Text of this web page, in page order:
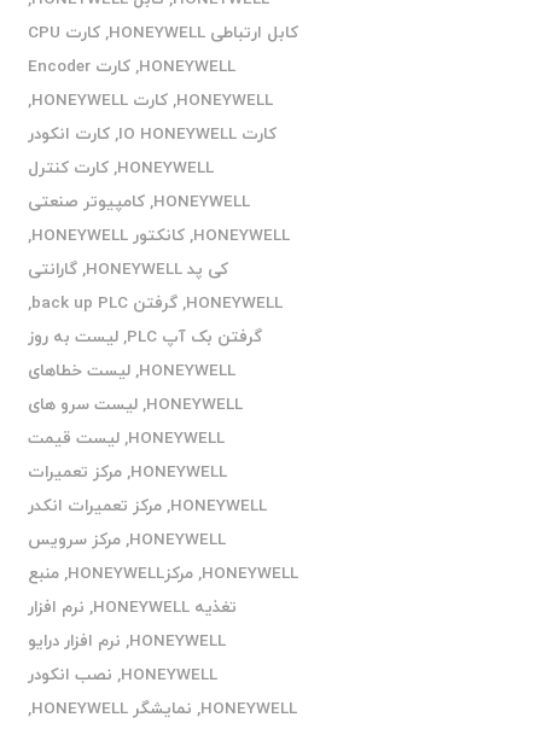
کابل ارتباطی HONEYWELL
,
کارت CPU
HONEYWELL
,
کارت Encoder
HONEYWELL
,کارت HONEYWELL
,
کارت IO HONEYWELL
,کارت انکودر
HONEYWELL
,کارت کنترل
HONEYWELL
,کامپیوتر صنعتی
HONEYWELL
,کانکتور HONEYWELL
,
کی پد HONEYWELL
,گارانتی
HONEYWELL
,گرفتن back up PLC
,
گرفتن بک آپ PLC
,لیست به روز
HONEYWELL
,لیست خطاهای
HONEYWELL
,لیست سرو های
HONEYWELL
,لیست قیمت
HONEYWELL
,مرکز تعمیرات
HONEYWELL
,مرکز تعمیرات انکدر
HONEYWELL
,مرکز سرویس
HONEYWELL
,مرکزHONEYWELL ,منبع
تغذیه HONEYWELL
, نرم افزار
HONEYWELL
, نرم افزار درایو
HONEYWELL
, نصب انکودر
HONEYWELL
, نمایشگر HONEYWELL
,